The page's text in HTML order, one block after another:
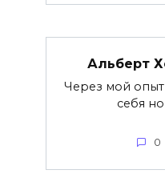
Альберт
Через мой
себя
0